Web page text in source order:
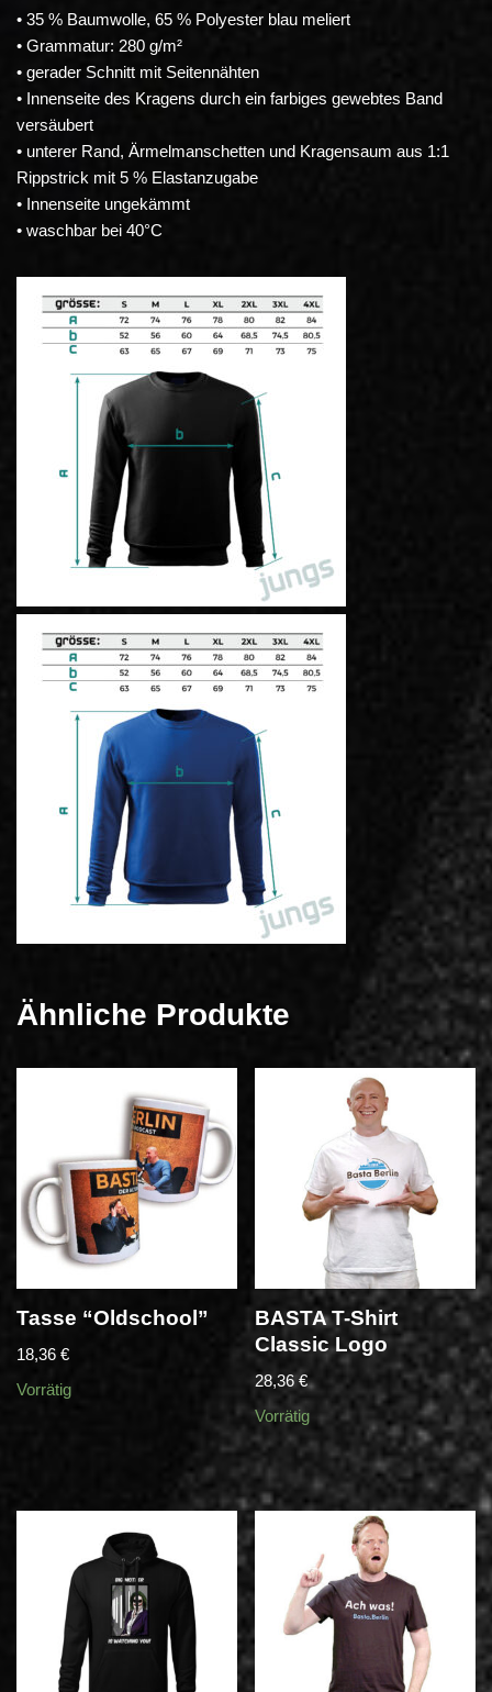
• 35 % Baumwolle, 65 % Polyester blau meliert
• Grammatur: 280 g/m²
• gerader Schnitt mit Seitennähten
• Innenseite des Kragens durch ein farbiges gewebtes Band
versäubert
• unterer Rand, Ärmelmanschetten und Kragensaum aus 1:1
Rippstrick mit 5 % Elastanzugabe
• Innenseite ungekämmt
• waschbar bei 40°C
Ähnliche Produkte
Tasse “Oldschool”
18,36 €
Vorrätig
BASTA T-Shirt
Classic Logo
28,36€
Vorrätig